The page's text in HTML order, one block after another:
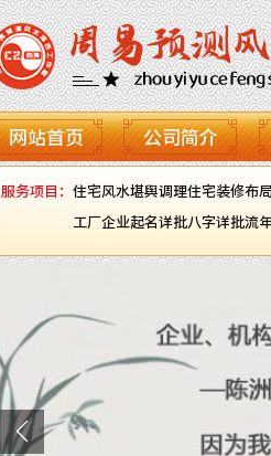
网站首页 公司简介
服务项目： 住宅风水堪舆调理住宅装修布
工厂企业起名详批八字详批流